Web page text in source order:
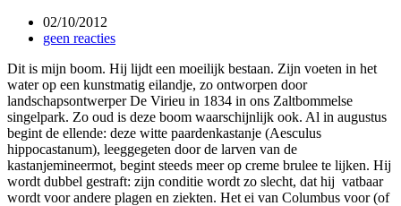
02/10/2012
geen reacties
Dit is mijn boom. Hij lijdt een moeilijk bestaan. Zijn voeten in het
water op een kunstmatig eilandje, zo ontworpen door
landschapsontwerper De Virieu in 1834 in ons Zaltbommelse
singelpark. Zo oud is deze boom waarschijnlijk ook. Al in augustus
begint de ellende: deze witte paardenkastanje (Aesculus
hippocastanum), leeggegeten door de larven van de
kastanjemineermot, begint steeds meer op creme brulee te lijken. Hij
wordt dubbel gestraft: zijn conditie wordt zo slecht, dat hij vatbaar
wordt voor andere plagen en ziekten. Het ei van Columbus voor (of